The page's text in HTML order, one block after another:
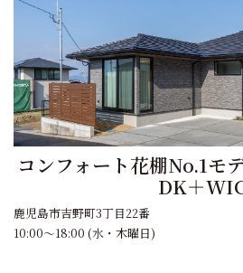
コンフォート花棚No.1モ
DK＋
鹿児島市吉野町3丁目22番
10:00～18:00 (水・木曜日)